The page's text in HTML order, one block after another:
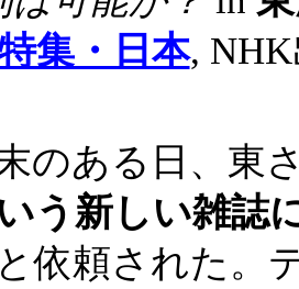
集・日本, NHK
のある日、東
う新しい雑誌
と依頼された。